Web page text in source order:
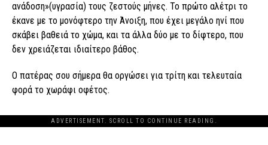
ανάδοση»(υγρασία) τους ζεστούς μήνες. Το πρώτο αλέτρι το
έκανε με το μονόφτερο την Άνοιξη, που έχει μεγάλο ηνί που
σκάβει βαθειά το χώμα, και τα άλλα δύο με το δίφτερο, που
δεν χρειάζεται ιδιαίτερο βάθος.
Ο πατέρας σου σήμερα θα οργώσει για τρίτη και τελευταία
φορά το χωράφι οφέτος.
ADVERTISEMENT. SCROLL TO CONTINUE READING.